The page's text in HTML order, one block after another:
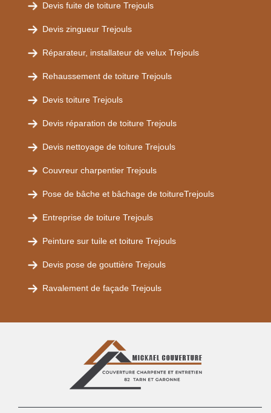
Devis fuite de toiture Trejouls
Devis zingueur Trejouls
Réparateur, installateur de velux Trejouls
Rehaussement de toiture Trejouls
Devis toiture Trejouls
Devis réparation de toiture Trejouls
Devis nettoyage de toiture Trejouls
Couvreur charpentier Trejouls
Pose de bâche et bâchage de toitureTrejouls
Entreprise de toiture Trejouls
Peinture sur tuile et toiture Trejouls
Devis pose de gouttière Trejouls
Ravalement de façade Trejouls